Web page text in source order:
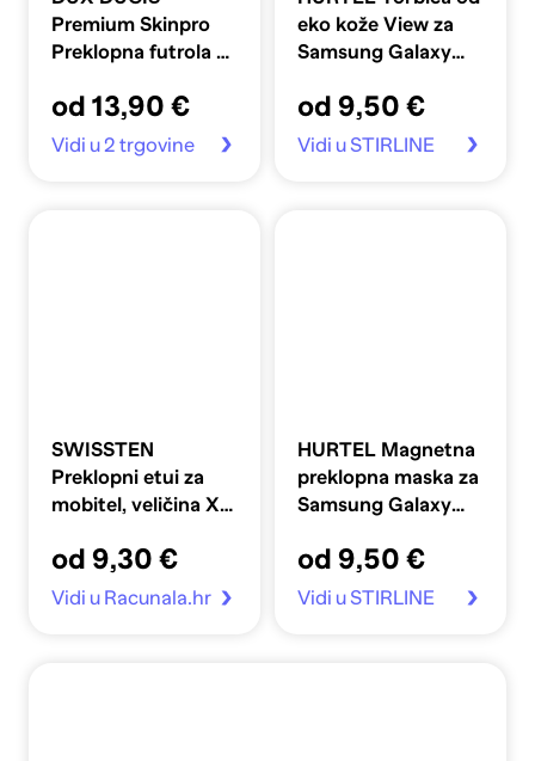
Premium Skinpro
Preklopna futrola za
Pro 5G/Note 11 5G
Plava
od 13,90 €
Vidi u 2 trgovine
eko kože View za
Samsung Galaxy
od 9,50 €
Vidi u STIRLINE
SWISSTEN
Preklopni etui za
mobitel, veličina XL,
crvena
od 9,30 €
Vidi u Racunala.hr
HURTEL Magnetna
preklopna maska za
Samsung Galaxy
crvena
od 9,50 €
Vidi u STIRLINE